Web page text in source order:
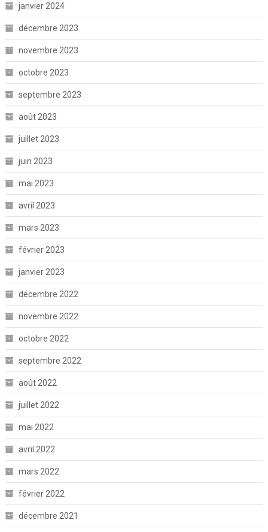
janvier 2024
décembre 2023
novembre 2023
octobre 2023
septembre 2023
août 2023
juillet 2023
juin 2023
mai 2023
avril 2023
mars 2023
février 2023
janvier 2023
décembre 2022
novembre 2022
octobre 2022
septembre 2022
août 2022
juillet 2022
mai 2022
avril 2022
mars 2022
février 2022
décembre 2021